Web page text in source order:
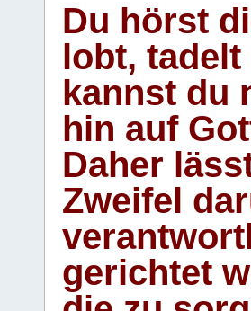
Du hörst
lobt,
kannst du
hin auf
Daher
Zweifel
gerichtet